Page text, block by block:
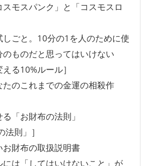
スモスパンク」と「コスモスロ
しごと。10分の1を人のために使
のものだと思ってはいけない
る10%ルール］
たのこれまでの金運の相殺作
「お財布の法則」
法則」］
お財布の取扱説明書
には「してはいけないこと」が